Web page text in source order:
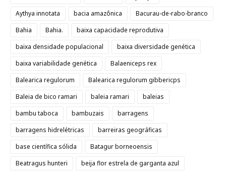
Aythya innotata
bacia amazônica
Bacurau-de-rabo-branco
Bahia
Bahia.
baixa capacidade reprodutiva
baixa densidade populacional
baixa diversidade genética
baixa variabilidade genética
Balaeniceps rex
Balearica regulorum
Balearica regulorum gibbericps
Baleia de bico ramari
baleia ramari
baleias
bambu taboca
bambuzais
barragens
barragens hidrelétricas
barreiras geográficas
base científica sólida
Batagur borneoensis
Beatragus hunteri
beija flor estrela de garganta azul